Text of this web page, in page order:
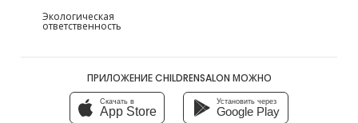
Экологическая
ответственность
ПРИЛОЖЕНИЕ CHILDRENSALON МОЖНО
Скачать в
App Store
Установить через
Google Play